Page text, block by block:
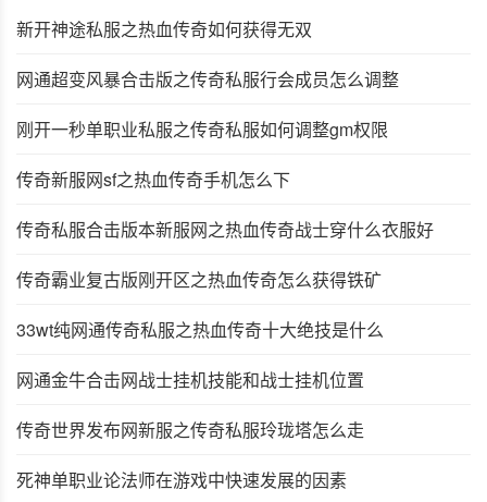
新开神途私服之热血传奇如何获得无双
网通超变风暴合击版之传奇私服行会成员怎么调整
刚开一秒单职业私服之传奇私服如何调整gm权限
传奇新服网sf之热血传奇手机怎么下
传奇私服合击版本新服网之热血传奇战士穿什么衣服好
传奇霸业复古版刚开区之热血传奇怎么获得铁矿
33wt纯网通传奇私服之热血传奇十大绝技是什么
网通金牛合击网战士挂机技能和战士挂机位置
传奇世界发布网新服之传奇私服玲珑塔怎么走
死神单职业论法师在游戏中快速发展的因素